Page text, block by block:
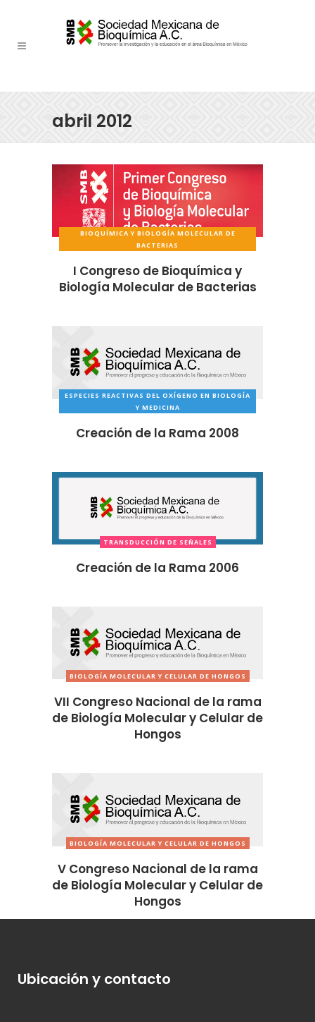
abril 2012
BIOQUÍMICA Y BIOLOGÍA MOLECULAR DE
BACTERIAS
I Congreso de Bioquímica y
Biología Molecular de Bacterias
ESPECIES REACTIVAS DEL OXÍGENO EN BIOLOGÍA
Y MEDICINA
Creación de la Rama 2008
TRANSDUCCIÓN DE SEÑALES
Creación de la Rama 2006
BIOLOGÍA MOLECULAR Y CELULAR DE HONGOS
VII Congreso Nacional de la rama
de Biología Molecular y Celular de
Hongos
BIOLOGÍA MOLECULAR Y CELULAR DE HONGOS
V Congreso Nacional de la rama
de Biología Molecular y Celular de
Hongos
Ubicación y contacto